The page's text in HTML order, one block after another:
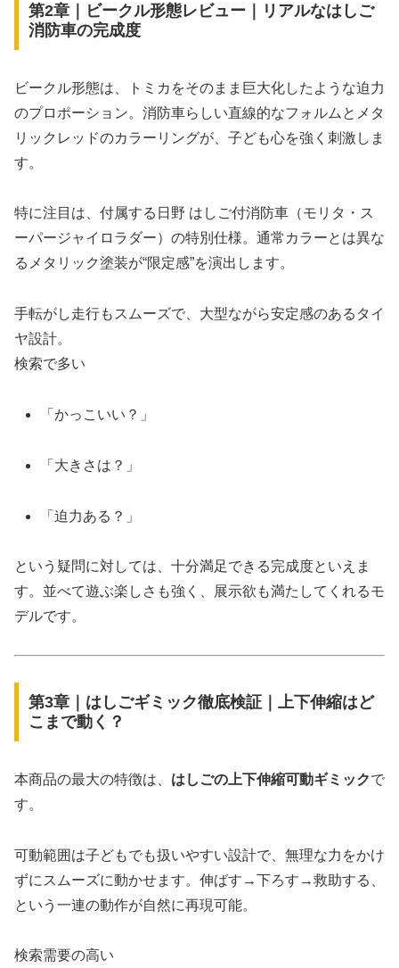
第2章｜ビークル形態レビュー｜リアルなはしご
消防車の完成度
ビークル形態は、トミカをそのまま巨大化したような迫力
のプロポーション。消防車らしい直線的なフォルムとメタ
リックレッドのカラーリングが、子ども心を強く刺激しま
す。
特に注目は、付属する日野 はしご付消防車（モリタ・ス
ーパージャイロラダー）の特別仕様。通常カラーとは異な
るメタリック塗装が“限定感”を演出します。
手転がし走行もスムーズで、大型ながら安定感のあるタイ
ヤ設計。
検索で多い
「かっこいい？」
「大きさは？」
「迫力ある？」
という疑問に対しては、十分満足できる完成度といえま
す。並べて遊ぶ楽しさも強く、展示欲も満たしてくれるモ
デルです。
第3章｜はしごギミック徹底検証｜上下伸縮はど
こまで動く？
本商品の最大の特徴は、 はしごの上下伸縮可動ギミックで
す。
可動範囲は子どもでも扱いやすい設計で、無理な力をかけ
ずにスムーズに動かせます。伸ばす→下ろす→救助する、
という一連の動作が自然に再現可能。
検索需要の高い